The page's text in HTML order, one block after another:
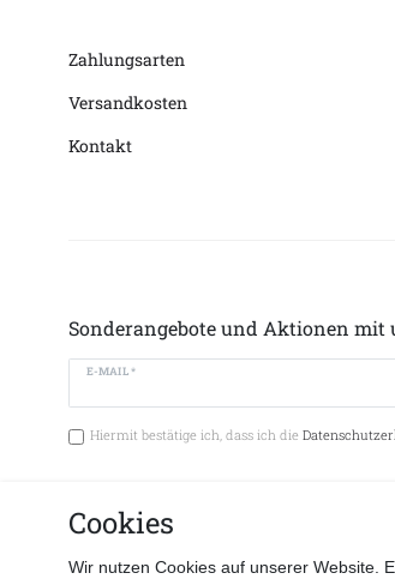
Zahlungsarten
Versandkosten
Kontakt
Sonderangebote und Aktionen mit
E-MAIL *
Hiermit bestätige ich, dass ich die
Cookies
Wir nutzen Cookies auf unserer Website.